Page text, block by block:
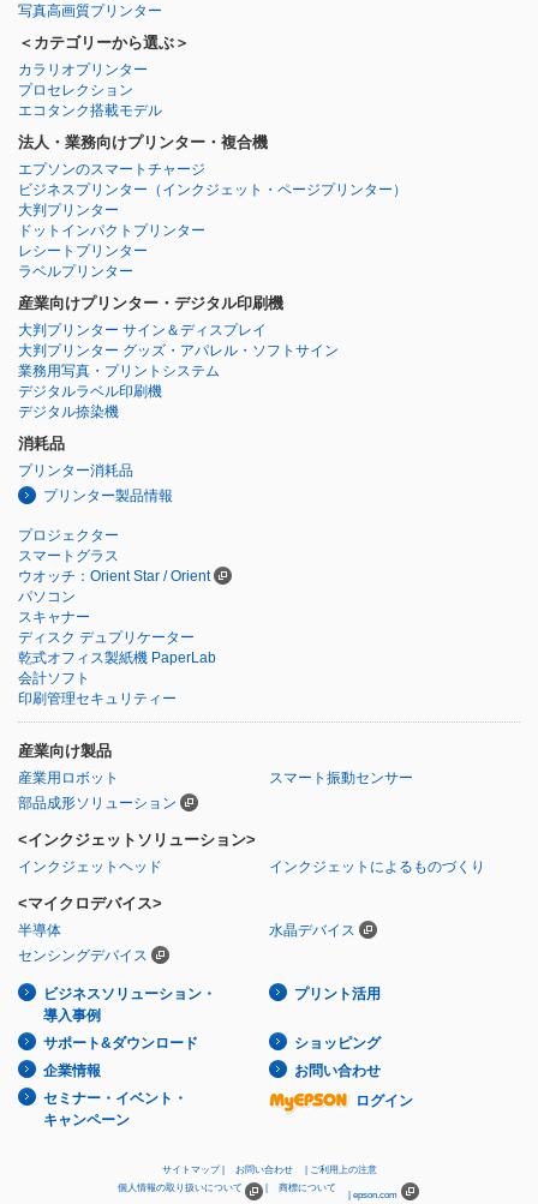
写真高画質プリンター
＜カテゴリーから選ぶ＞
カラリオプリンター
プロセレクション
エコタンク搭載モデル
法人・業務向けプリンター・複合機
エプソンのスマートチャージ
ビジネスプリンター （インクジェット・ページプリンター）
大判プリンター
ドットインパクトプリンター
レシートプリンター
ラベルプリンター
産業向けプリンター・デジタル印刷機
大判プリンター サイン＆ディスプレイ
大判プリンター グッズ・アパレル・ソフトサイン
業務用写真・プリントシステム
デジタルラベル印刷機
デジタル捺染機
消耗品
プリンター消耗品
プリンター製品情報
プロジェクター
スマートグラス
ウオッチ：Orient Star / Orient
パソコン
スキャナー
ディスク デュプリケーター
乾式オフィス製紙機 PaperLab
会計ソフト
印刷管理セキュリティー
産業向け製品
産業用ロボット
スマート振動センサー
部品成形ソリューション
<インクジェットソリューション>
インクジェットヘッド インクジェットによるものづくり
<マイクロデバイス>
半導体
水晶デバイス
センシングデバイス
ビジネスソリューション・
導入事例
プリント活用
サポート&ダウンロード
ショッピング
企業情報
お問い合わせ
セミナー・イベント・
キャンペーン
ログイン
サイトマップ お問い合わせ
ご利用上の注意
個人情報の取り扱いについて
商標について
epson.com